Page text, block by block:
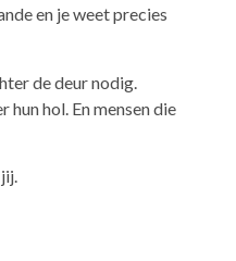
en je weet precies
de deur nodig.
hun hol. En mensen die